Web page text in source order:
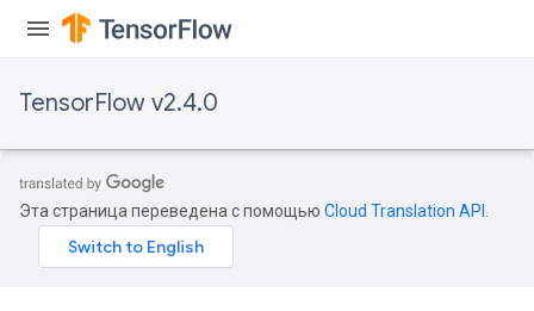
TensorFlow v2.4.0
Эта страница переведена с помощью Cloud Translation API